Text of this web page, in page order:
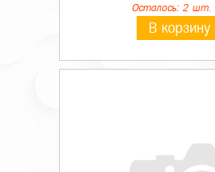
Осталось: 2 шт.
В корзину